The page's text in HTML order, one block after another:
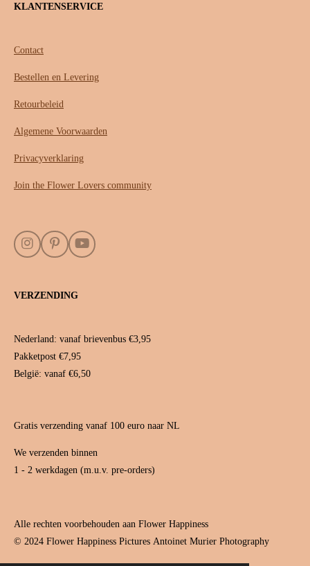
KLANTENSERVICE
Contact
Bestellen en Levering
Retourbeleid
Algemene Voorwaarden
Privacyverklaring
Join the Flower Lovers community
I
a
a
P
e
s
Y
VERZENDING
Nederland: vanaf brievenbus €3,95
Pakketpost €7,95
België: vanaf €6,50
Gratis verzending vanaf 100 euro naar NL
We verzenden binnen
1 - 2 werkdagen (m.u.v. pre-orders)
Alle rechten voorbehouden aan Flower Happiness
© 2024 Flower Happiness Pictures Antoinet Murier Photography